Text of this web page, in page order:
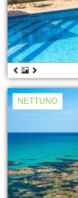
NETTUNO